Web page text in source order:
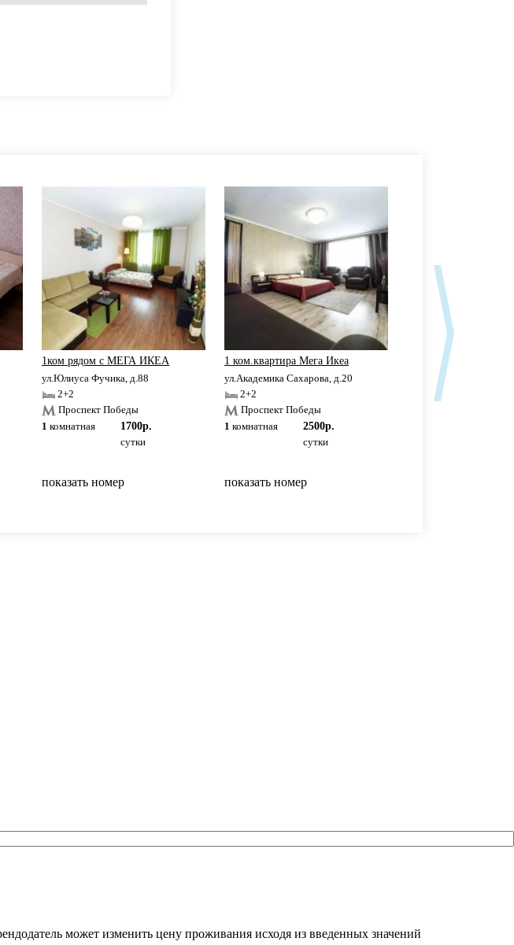
1ком рядом с МЕГА ИКЕА
ул.Юлиуса Фучика, д.88
2+2
Проспект Победы
1 комнатная
1700р.
сутки
показать номер
1 ком.квартира Мега Икеа
ул.Академика Сахарова, д.20
2+2
Проспект Победы
1 комнатная
2500р.
сутки
показать номер
Элитная 1-к кв. в
ул.Ю.Фучика, д.88
2+2
может изменить цену проживания исходя из введенных значений